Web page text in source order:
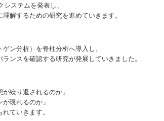
システムを発表し、
解するための研究を進めていきます。
ン分析）を脊柱分析へ導入し、
ンスを確認する研究が発展していきました。
が繰り返されるのか」
が現れるのか」
ていきます。